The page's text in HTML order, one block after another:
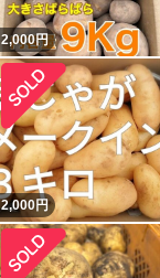
2,000円
2,000円